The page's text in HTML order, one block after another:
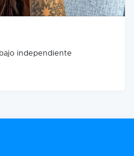
independiente